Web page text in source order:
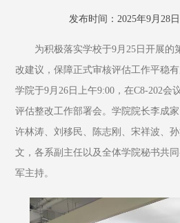
发布时间：2025年9月28日
为积极落实学校于9月25日开展的
改建议，保障正式审核评估工作平稳
学院于9月26日上午9:00，在C8-202会
评估整改工作部署会。学院院长李成
许林涛、刘移民、陈志刚、宋祥波、
文，各系副主任以及全体学院秘书共
军主持。